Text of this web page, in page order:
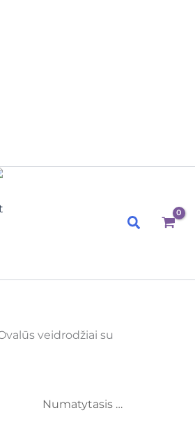
Paieška
veidrodžiai su